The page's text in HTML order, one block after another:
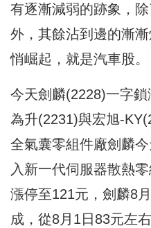
有逐漸減弱的跡象，
外，其餘沾到邊的漸
悄崛起，就是汽車股。
今天劍麟(2228)一字
為升(2231)與宏旭-
全氣囊零組件廠劍麟
入新一代伺服器散熱
漲停至121元，劍麟8
成，從8月1日83元左